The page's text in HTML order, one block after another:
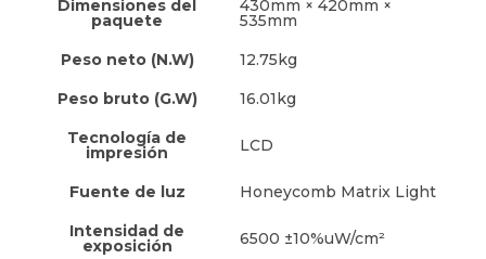
Dimensiones del
paquete
430mm × 420mm ×
535mm
Peso neto (N.W)
12.75kg
Peso bruto (G.W)
16.01kg
Tecnología de
impresión LCD
Fuente de luz
Honeycomb Matrix Light
Intensidad de
exposición 6500 ±10%uW/cm²